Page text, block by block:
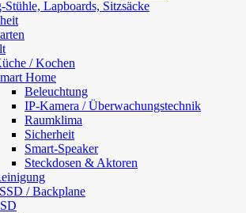
Stühle, Lapboards, Sitzsäcke
/ Kochen
Home
Beleuchtung
IP-Kamera / Überwachungstechnik
Raumklima
Sicherheit
Smart-Speaker
Steckdosen & Aktoren
/ Backplane